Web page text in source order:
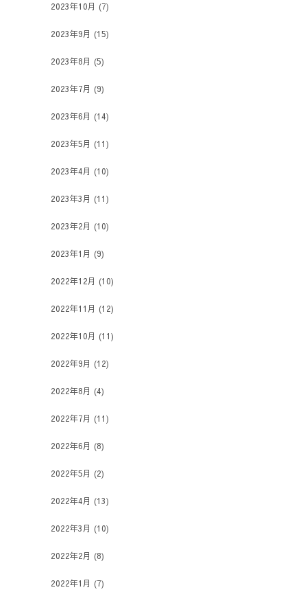
2023年10月 (7)
2023年9月 (15)
2023年8月 (5)
2023年7月 (9)
2023年6月 (14)
2023年5月 (11)
2023年4月 (10)
2023年3月 (11)
2023年2月 (10)
2023年1月 (9)
2022年12月 (10)
2022年11月 (12)
2022年10月 (11)
2022年9月 (12)
2022年8月 (4)
2022年7月 (11)
2022年6月 (8)
2022年5月 (2)
2022年4月 (13)
2022年3月 (10)
2022年2月 (8)
2022年1月 (7)